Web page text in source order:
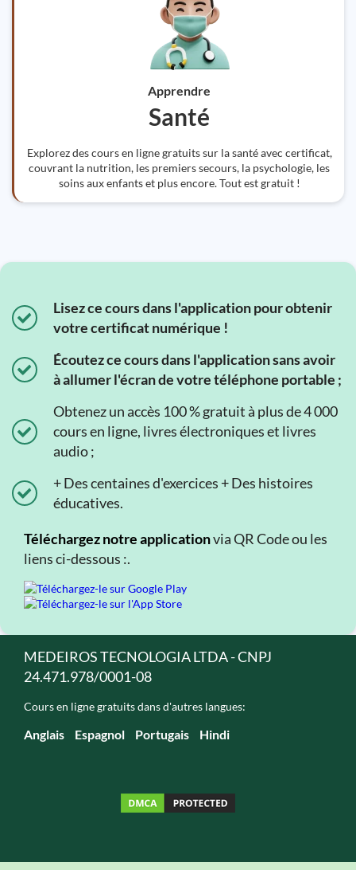
Apprendre
Santé
Explorez des cours en ligne gratuits sur la santé avec certificat,
couvrant la nutrition, les premiers secours, la psychologie, les
soins aux enfants et plus encore. Tout est gratuit !
Lisez ce cours dans l'application pour obtenir
votre certificat numérique !
Écoutez ce cours dans l'application sans avoir
à allumer l'écran de votre téléphone portable ;
Obtenez un accès 100 % gratuit à plus de 4 000
cours en ligne, livres électroniques et livres
audio ;
+ Des centaines d'exercices + Des histoires
éducatives.
Téléchargez notre applicationvia QR Code ou les
liens ci-dessous :.
MEDEIROS TECNOLOGIA LTDA - CNPJ
24.471.978/0001-08
Cours en ligne gratuits dans d'autres langues:
Anglais Espagnol Portugais Hindi